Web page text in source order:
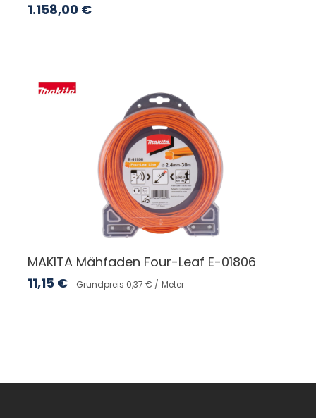
1.158,00 €
MAKITA Mähfaden Four-Leaf E-01806
11,15 € Grundpreis 0,37 € / Meter